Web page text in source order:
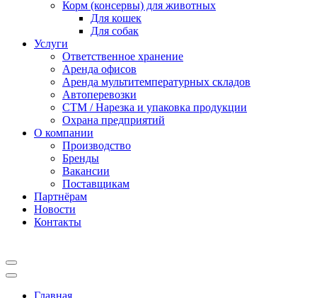
Корм (консервы) для животных
Для кошек
Для собак
Услуги
Ответственное хранение
Аренда офисов
Аренда мультитемпературных складов
Автоперевозки
СТМ / Нарезка и упаковка продукции
Охрана предприятий
О компании
Производство
Бренды
Вакансии
Поставщикам
Партнёрам
Новости
Контакты
Главная